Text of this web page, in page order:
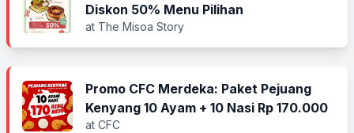
Diskon 50% Menu Pilihan
at The Misoa Story
Promo CFC Merdeka: Paket Pejuang
Kenyang 10 Ayam + 10 Nasi Rp 170.000
at CFC